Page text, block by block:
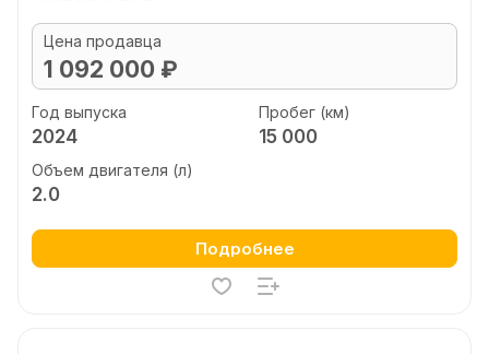
Цена продавца
1 092 000 ₽
Год выпуска
2024
Пробег (км)
15 000
Объем двигателя (л)
2.0
Подробнее